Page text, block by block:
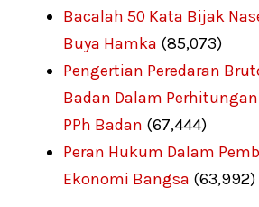
Bacalah 50 Kata Bijak
Buya Hamka (85,073)
Pengertian Peredaran
Badan Dalam Perhitungan
PPh Badan (67,444)
Peran Hukum Dalam
Ekonomi Bangsa (63,992)